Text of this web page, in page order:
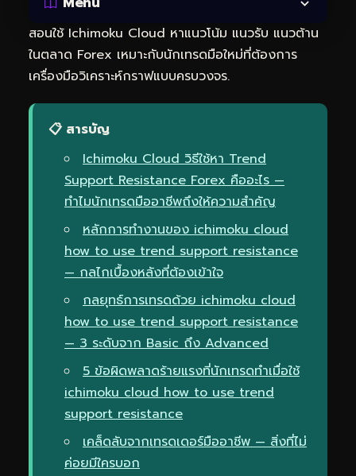
สอนใช้ Ichimoku Cloud หาแนวโน้ม แนวรับ แนวต้าน
ในตลาด Forex เหมาะกับนักเทรดมือใหม่ที่ต้องการ
เครื่องมือวิเคราะห์กราฟแบบครบวงจร.
📋 สารบัญ
Ichimoku Cloud วิธีใช้หา Trend
Support Resistance Forex คืออะไร —
ทำไมนักเทรดมืออาชีพถึงให้ความสำคัญ
หลักการทำงานของ ichimoku cloud
how to use trend support resistance
— กลไกเบื้องหลังที่ต้องเข้าใจ
กลยุทธ์การเทรดด้วย ichimoku cloud
how to use trend support resistance
— 3 ระดับจาก Basic ถึง Advanced
5 ข้อผิดพลาดร้ายแรงที่นักเทรดทำเมื่อใช้
ichimoku cloud how to use trend
support resistance
เคล็ดลับจากเทรดเดอร์มืออาชีพ — สิ่งที่ไม่
ค่อยมีใครบอก